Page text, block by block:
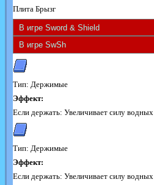
Плита Брызг
Тип: Держимые
Эффект:
Если держать: Увеличивает силу
Тип: Держимые
Эффект:
Если держать: Увеличивает силу